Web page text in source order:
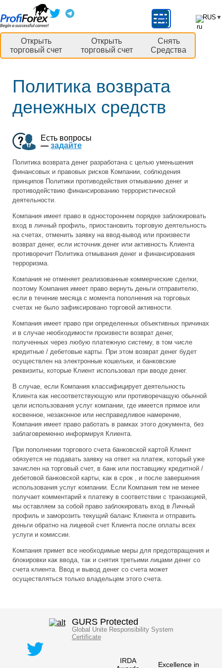
Открыть
торговый счет
Открыть
торговый счет
Снять
Средства
RUS ▼
Политика возврата
денежных средств
Есть вопросы
— задайте
Политика возврата денег разработана с целью уменьшения
финансовых и правовых рисков Компании, соблюдения
принципов Политики противодействия отмыванию денег и
противодействию финансированию террористической
деятельности.
Компания имеет право в одностороннем порядке заблокировать
вход в личный профиль, приостановить торговую деятельность
на счетах, отменить заявку на ввод-вывод или произвести
возврат денег, если источник денег или активность Клиента
противоречит Политика отмывания денег и финансирования
терроризма.
Компания не отменяет реализованные коммерческие сделки,
поэтому Компания имеет право вернуть деньги отправителю,
если в течение месяца с момента пополнения на торговых
счетах не было зафиксировано торговой активности.
Компания имеет право при определенных объективных причинах
и в случае необходимости произвести возврат денег,
полученных через любую платежную систему, в том числе
кредитные / дебетовые карты. При этом возврат денег будет
осуществлен на электронные кошельки, и банковские
реквизиты, которые Клиент использовал при вводе денег.
В случае, если Компания классифицирует деятельность
Клиента как несоответствующую или противоречащую обычной
цели использования услуг компании, где имеется прямое или
косвенное, незаконное или несправедливое намерение,
Компания имеет право работать в рамках этого документа, без
заблаговременно информируя Клиента.
При пополнении торгового счета банковской картой Клиент
обязуется не подавать заявку на ответ на платеж, который уже
зачислен на торговый счет, в банк или поставщику кредитной /
дебетовой банковской карты, как в срок , и после завершения
использования услуг компании. Если Компания тем не менее
получает комментарий к платежу в соответствии с транзакцией,
мы оставляем за собой право заблокировать вход в Личный
профиль и заморозить текущий баланс Клиента и отправить
деньги обратно на лицевой счет Клиента после оплаты всех
услуги и комиссии.
Компания примет все необходимые меры для предотвращения и
блокировки как ввода, так и снятия третьими лицами денег со
счета клиента. Ввод и вывод денег со счета может
осуществляться только владельцем этого счета.
GURS Protected
Global Unite Responsibility System
Certificate
IRDA
Excellence in